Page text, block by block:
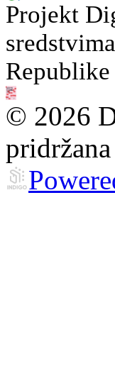
Projekt
© 2026
pridržana